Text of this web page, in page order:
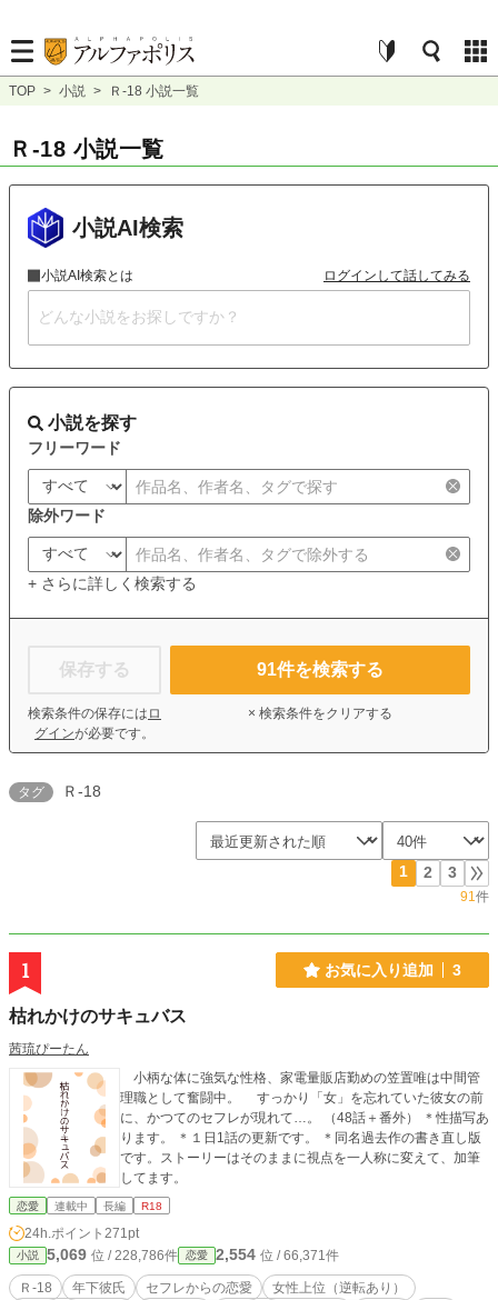
TOP > 小説 > Ｒ-18 小説一覧
Ｒ-18 小説一覧
小説AI検索
小説AI検索とは ログインして話してみる
小説を探す
フリーワード
除外ワード
+ さらに詳しく検索する
保存する
検索条件の保存には ロ
グインが必要です。
91件を検索する
× 検索条件をクリアする
タグ Ｒ-18
1 2 3
91件
1 お気に入り追加 3
枯れかけのサキュバス
茜琉ぴーたん
小柄な体に強気な性格、家電量販店勤めの笠置唯は中間管
理職として奮闘中。 すっかり「女」を忘れていた彼女の前
に、かつてのセフレが現れて…。 （48話＋番外） ＊性描写あ
ります。 ＊１日1話の更新です。 ＊同名過去作の書き直し版
です。ストーリーはそのままに視点を一人称に変えて、加筆
してます。
恋愛 連載中 長編 R18
24h.ポイント 271pt
小説 5,069 位 / 228,786件 恋愛 2,554 位 / 66,371件
Ｒ-18 年下彼氏 セフレからの恋愛
女性上位（逆転あり）